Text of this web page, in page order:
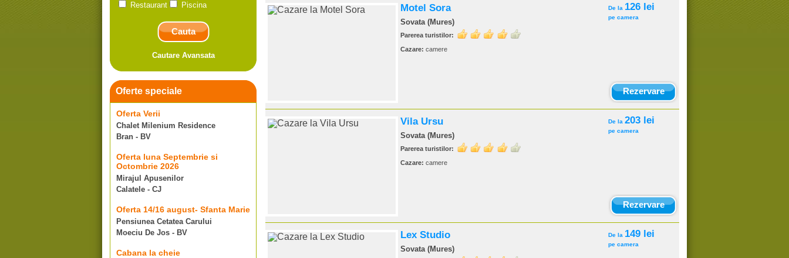
Restaurant Piscina
Cautare Avansata
Oferte speciale
Oferta Verii
Chalet Milenium Residence
Bran - BV
Oferta luna Septembrie si
Octombrie 2026
Mirajul Apusenilor
Calatele - CJ
Oferta 14/16 august- Sfanta Marie
Pensiunea Cetatea Carului
Moeciu De Jos - BV
Cabana la cheie
Motel Sora
Sovata (Mures)
Parerea turistilor:
Cazare: camere
De la 126 lei
pe camera
Rezervare
Vila Ursu
Sovata (Mures)
Parerea turistilor:
Cazare: camere
De la 203 lei
pe camera
Rezervare
Lex Studio
Sovata (Mures)
De la 149 lei
pe camera